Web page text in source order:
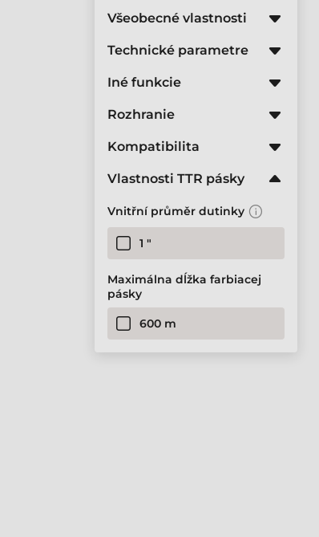
Všeobecné vlastnosti
Technické parametre
Iné funkcie
Rozhranie
Kompatibilita
Vlastnosti TTR pásky
Vnitřní průměr dutinky
1 "
Maximálna dĺžka farbiacej
pásky
600 m